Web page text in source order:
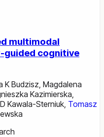
multimodal
guided cognitive
K Budzisz Magdalena
Kazimierska
Kawala-Sterniuk Tomasz